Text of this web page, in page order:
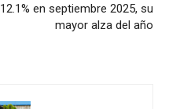
12.1% en septiembre 2025, su
mayor alza del año